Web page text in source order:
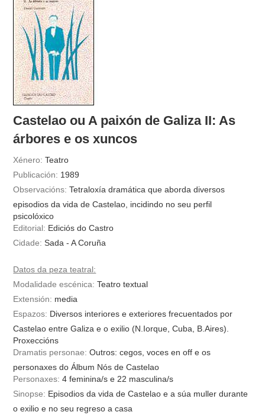
outros docs
Castelao ou A paixón de Galiza II: As
árbores e os xuncos
Xénero: Teatro
Publicación: 1989
Observacións: Tetraloxía dramática que aborda diversos
episodios da vida de Castelao, incidindo no seu perfil
psicolóxico
Editorial: Ediciós do Castro
Cidade: Sada - A Coruña
Datos da peza teatral:
Modalidade escénica: Teatro textual
Extensión: media
Espazos: Diversos interiores e exteriores frecuentados por
Castelao entre Galiza e o exilio (N.Iorque, Cuba, B.Aires).
Proxeccións
Dramatis personae: Outros: cegos, voces en off e os
personaxes do Álbum Nós de Castelao
Personaxes: 4 feminina/s e 22 masculina/s
Sinopse: Episodios da vida de Castelao e a súa muller durante
o exilio e no seu regreso a casa